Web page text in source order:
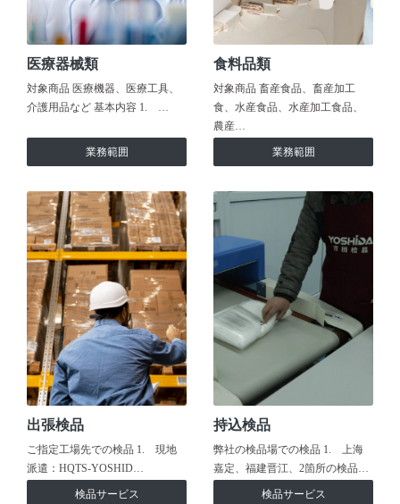
医療器械類
対象商品 医療機器、医療工具、
介護用品など 基本内容 1. …
業務範囲
食料品類
対象商品 畜産食品、畜産加工
食、水産食品、水産加工食品、
農産…
業務範囲
出張検品
ご指定工場先での検品 1. 現地
派遣：HQTS-YOSHID…
検品サービス
持込検品
弊社の検品場での検品 1. 上海
嘉定、福建晋江、2箇所の検品…
検品サービス